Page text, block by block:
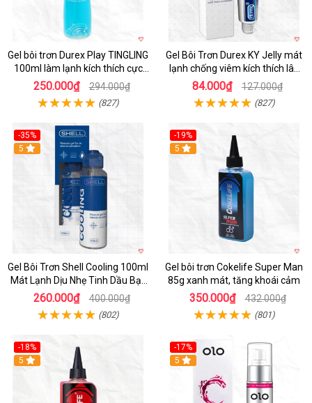
Gel bôi trơn Durex Play TINGLING
100ml làm lạnh kích thích cực
khoái
250.000₫ 294.000₫
(827)
Gel Bôi Trơn Durex KY Jelly mát
lạnh chống viêm kích thích lâu
dài
84.000₫ 127.000₫
(827)
-35%
5
Gel Bôi Trơn Shell Cooling 100ml
Mát Lạnh Dịu Nhẹ Tinh Dầu Bạc
Hà
260.000₫ 400.000₫
(802)
-19%
5
Gel bôi trơn Cokelife Super Man
85g xanh mát, tăng khoái cảm
350.000₫ 432.000₫
(801)
-18%
5
-17%
5